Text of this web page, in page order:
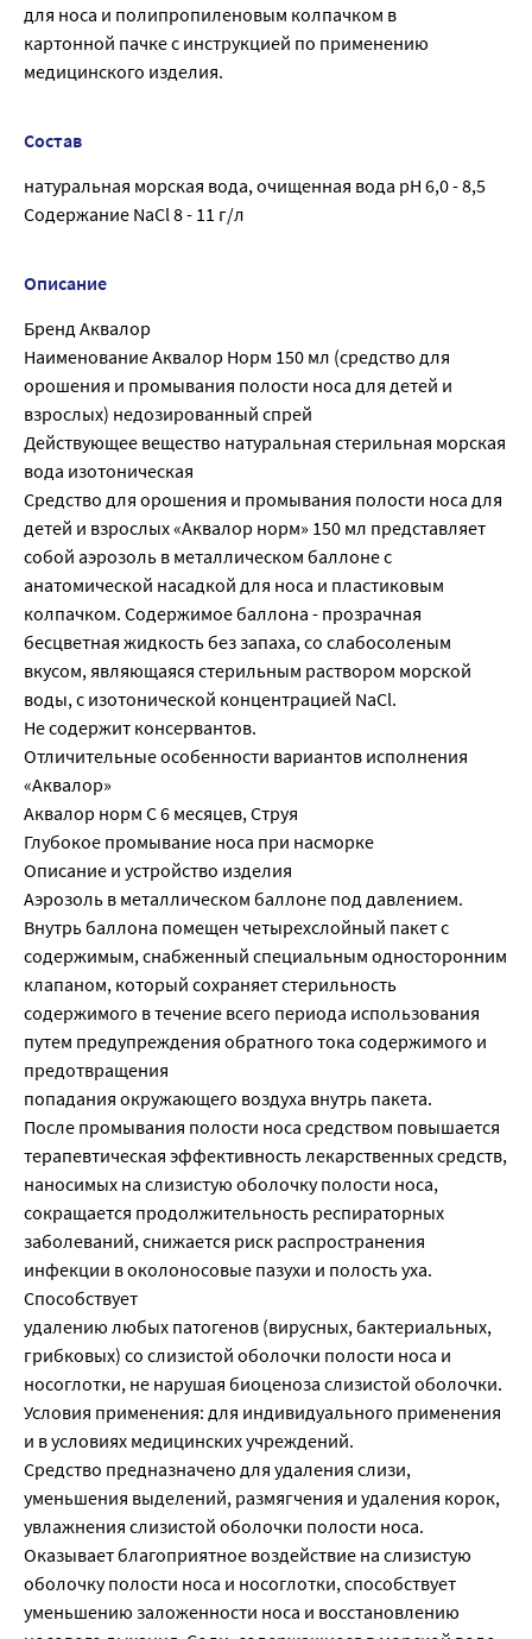
для носа и полипропиленовым колпачком в
картонной пачке с инструкцией по применению
медицинского изделия.
Состав
натуральная морская вода, очищенная вода pH 6,0 - 8,5
Содержание NaCl 8 - 11 г/л
Описание
Бренд Аквалор
Наименование Аквалор Норм 150 мл (средство для
орошения и промывания полости носа для детей и
взрослых) недозированный спрей
Действующее вещество натуральная стерильная морская
вода изотоническая
Средство для орошения и промывания полости носа для
детей и взрослых «Аквалор норм» 150 мл представляет
собой аэрозоль в металлическом баллоне с
анатомической насадкой для носа и пластиковым
колпачком. Содержимое баллона - прозрачная
бесцветная жидкость без запаха, со слабосоленым
вкусом, являющаяся стерильным раствором морской
воды, с изотонической концентрацией NaCl.
Не содержит консервантов.
Отличительные особенности вариантов исполнения
«Аквалор»
Аквалор норм С 6 месяцев, Струя
Глубокое промывание носа при насморке
Описание и устройство изделия
Аэрозоль в металлическом баллоне под давлением.
Внутрь баллона помещен четырехслойный пакет с
содержимым, снабженный специальным односторонним
клапаном, который сохраняет стерильность
содержимого в течение всего периода использования
путем предупреждения обратного тока содержимого и
предотвращения
попадания окружающего воздуха внутрь пакета.
После промывания полости носа средством повышается
терапевтическая эффективность лекарственных средств,
наносимых на слизистую оболочку полости носа,
сокращается продолжительность респираторных
заболеваний, снижается риск распространения
инфекции в околоносовые пазухи и полость уха.
Способствует
удалению любых патогенов (вирусных, бактериальных,
грибковых) со слизистой оболочки полости носа и
носоглотки, не нарушая биоценоза слизистой оболочки.
Условия применения: для индивидуального применения
и в условиях медицинских учреждений.
Средство предназначено для удаления слизи,
уменьшения выделений, размягчения и удаления корок,
увлажнения слизистой оболочки полости носа.
Оказывает благоприятное воздействие на слизистую
оболочку полости носа и носоглотки, способствует
уменьшению заложенности носа и восстановлению